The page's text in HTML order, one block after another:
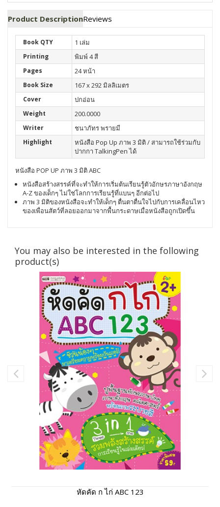
Product DescriptionReviews
Book QTY 1 เล่ม
Printing พิมพ์ 4 สี
Pages 24 หน้า
Book Size 167 x 292 มิลลิเมตร
Cover ปกอ่อน
Weight 200.0000
Writer ชนาภัทร พรายมี
Highlight
หนังสือ Pop Up ภาพ 3 มิติ / สามารถใช้ร่วมกับ
ปากกา TalkingPen ได้
หนังสือ POP UP ภาพ 3 มิติ ABC
หนังสือสร้างสรรค์ที่จะทำให้การเริ่มต้นเรียนรู้ตัวอักษรภาษาอังกฤษ
A-Z ของเด็กๆ ไม่ใช่โลกการเรียนรู้ที่แบนๆ อีกต่อไป
ภาพ 3 มิติของหนังสือจะทำให้เด็กๆ ตื่นตาตื่นใจไปกับการเคลื่อนไหว
ของเพื่อนสัตว์ที่ลอยออกมาจากพื้นกระดาษเมื่อหนังสือถูกเปิดขึ้น
You may also be interested in the following
product(s)
หัดคัด ก ไก่ ABC 123